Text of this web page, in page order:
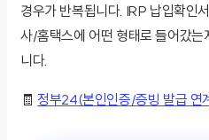
경우가 반복됩니다. IRP 납입확인
사/홈택스에 어떤 형태로 들어갔
니다.
🧾정부24(본인인증/증빙 발급 연